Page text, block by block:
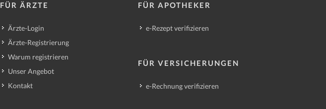
FÜR ÄRZTE
Ärzte-Login
Ärzte-Registrierung
Warum registrieren
Unser Angebot
Kontakt
FÜR APOTHEKER
e-Rezept verifizieren
FÜR VERSICHERUNGEN
e-Rechnung verifizieren